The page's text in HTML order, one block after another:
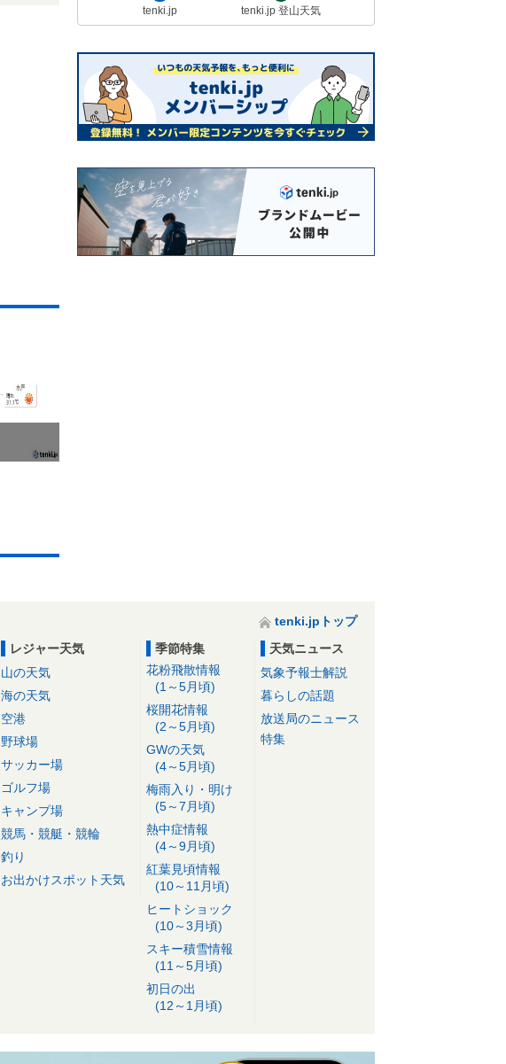
tenki.jp tenki.jp 登山天気
tenki.jpトップ
レジャー天気
山の天気
海の天気
空港
野球場
サッカー場
ゴルフ場
キャンプ場
競馬・競艇・競輪
釣り
お出かけスポット天気
季節特集
花粉飛散情報
(1～5月頃)
桜開花情報
(2～5月頃)
GWの天気
(4～5月頃)
梅雨入り・明け
(5～7月頃)
熱中症情報
(4～9月頃)
紅葉見頃情報
(10～11月頃)
ヒートショック
(10～3月頃)
スキー積雪情報
(11～5月頃)
初日の出
(12～1月頃)
天気ニュース
気象予報士解説
暮らしの話題
放送局のニュース
特集